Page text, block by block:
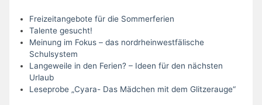
Freizeitangebote für die Sommerferien
Talente gesucht!
Meinung im Fokus – das nordrheinwestfälische
Schulsystem
Langeweile in den Ferien? – Ideen für den nächsten
Urlaub
Leseprobe „Cyara- Das Mädchen mit dem Glitzerauge“